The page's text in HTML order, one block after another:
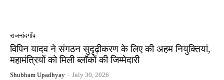
राजनांदगाँव
विपिन यादव ने संगठन सुदृढ़ीकरण के लिए की अहम नियुक्तियां,
महामंत्रियों को मिली ब्लॉकों की जिम्मेदारी
Shubham Upadhyay - July 30, 2026